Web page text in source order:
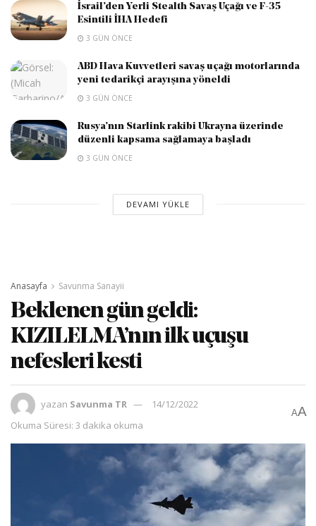
İsrail’den Yerli Stealth Savaş Uçağı ve F-35
Esintili İHA Hedefi
3 GÜN ÖNCE
ABD Hava Kuvvetleri savaş uçağı motorlarında
yeni tedarikçi arayışına yöneldi
3 GÜN ÖNCE
Rusya’nın Starlink rakibi Ukrayna üzerinde
düzenli kapsama sağlamaya başladı
3 GÜN ÖNCE
DEVAMI YÜKLE
Anasayfa Savunma Sanayii
Beklenen gün geldi:
KIZILELMA’nın ilk uçuşu
nefesleri kesti
yazan Savunma TR
14/12/2022
Okuma Süresi: 3 dakika okuma
AA